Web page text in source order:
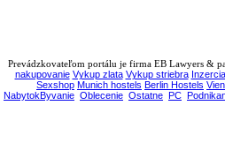
Prevádzkovateľom portálu je firma EB Lawyers &
nakupovanie Vykup zlata Vykup striebra
Sexshop Munich hostels Berlin Hostels
NabytokByvanie Oblecenie Ostatne PC